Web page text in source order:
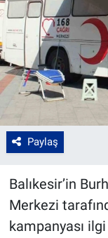
Paylaş
Balıkesir’in
Merkezi
kampanyası